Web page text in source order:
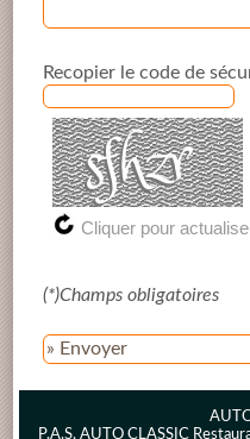
Recopier le code de
(*)Champs obligatoires
» Envoyer
P.A.S. AUTO CLASSIC